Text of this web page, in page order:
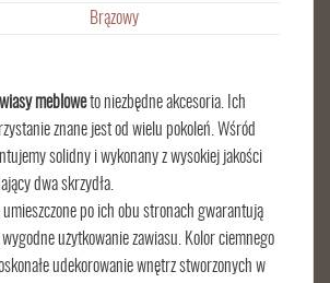
Brązowy
mebloweto niezbędne akcesoria. Ich
znane jest od wielu pokoleń. Wśród
solidny i wykonany z wysokiej jakości
dwa skrzydła.
po ich obu stronach gwarantują
użytkowanie zawiasu. Kolor ciemnego
udekorowanie wnętrz stworzonych w